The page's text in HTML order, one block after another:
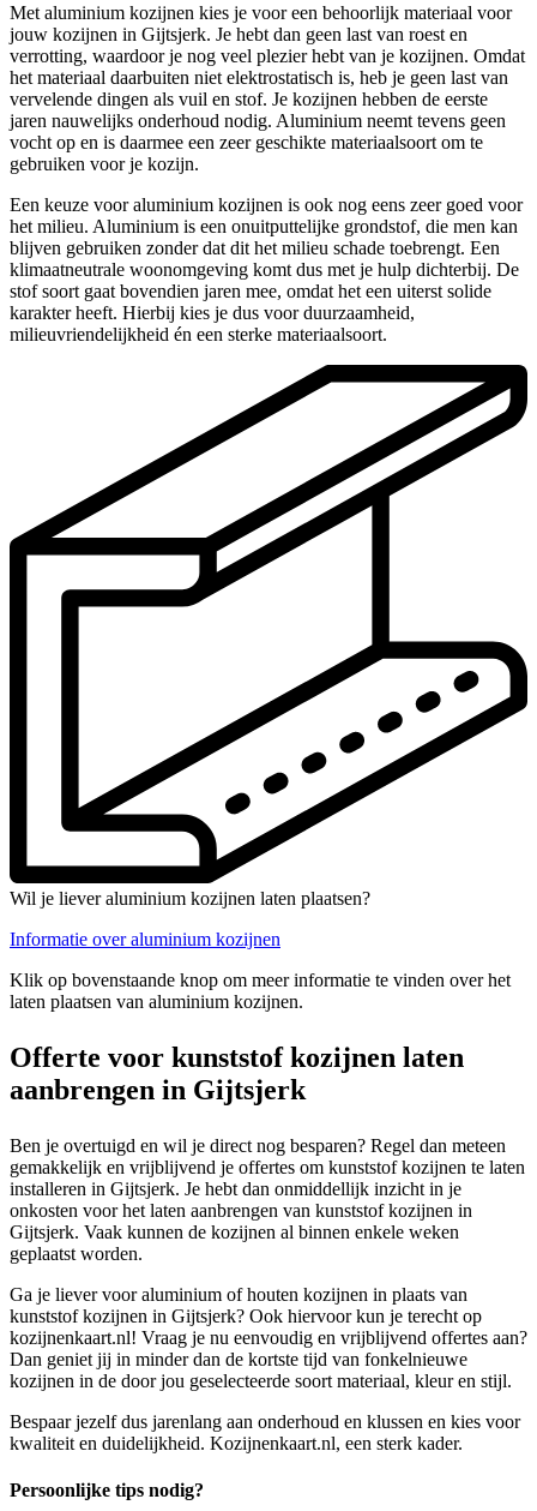
Met aluminium kozijnen kies je voor een behoorlijk materiaal voor
jouw kozijnen in Gijtsjerk. Je hebt dan geen last van roest en
verrotting, waardoor je nog veel plezier hebt van je kozijnen. Omdat
het materiaal daarbuiten niet elektrostatisch is, heb je geen last van
vervelende dingen als vuil en stof. Je kozijnen hebben de eerste
jaren nauwelijks onderhoud nodig. Aluminium neemt tevens geen
vocht op en is daarmee een zeer geschikte materiaalsoort om te
gebruiken voor je kozijn.
Een keuze voor aluminium kozijnen is ook nog eens zeer goed voor
het milieu. Aluminium is een onuitputtelijke grondstof, die men kan
blijven gebruiken zonder dat dit het milieu schade toebrengt. Een
klimaatneutrale woonomgeving komt dus met je hulp dichterbij. De
stof soort gaat bovendien jaren mee, omdat het een uiterst solide
karakter heeft. Hierbij kies je dus voor duurzaamheid,
milieuvriendelijkheid én een sterke materiaalsoort.
Wil je liever aluminium kozijnen laten plaatsen?
Informatie over aluminium kozijnen
Klik op bovenstaande knop om meer informatie te vinden over het
laten plaatsen van aluminium kozijnen.
Offerte voor kunststof kozijnen laten
aanbrengen in Gijtsjerk
Ben je overtuigd en wil je direct nog besparen? Regel dan meteen
gemakkelijk en vrijblijvend je offertes om kunststof kozijnen te laten
installeren in Gijtsjerk. Je hebt dan onmiddellijk inzicht in je
onkosten voor het laten aanbrengen van kunststof kozijnen in
Gijtsjerk. Vaak kunnen de kozijnen al binnen enkele weken
geplaatst worden.
Ga je liever voor aluminium of houten kozijnen in plaats van
kunststof kozijnen in Gijtsjerk? Ook hiervoor kun je terecht op
kozijnenkaart.nl! Vraag je nu eenvoudig en vrijblijvend offertes aan?
Dan geniet jij in minder dan de kortste tijd van fonkelnieuwe
kozijnen in de door jou geselecteerde soort materiaal, kleur en stijl.
Bespaar jezelf dus jarenlang aan onderhoud en klussen en kies voor
kwaliteit en duidelijkheid. Kozijnenkaart.nl, een sterk kader.
Persoonlijke tips nodig?